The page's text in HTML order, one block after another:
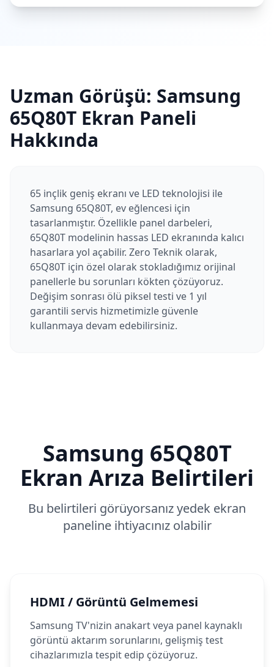
Uzman Görüşü: Samsung
65Q80T Ekran Paneli
Hakkında
65 inçlik geniş ekranı ve LED teknolojisi ile
Samsung 65Q80T, ev eğlencesi için
tasarlanmıştır. Özellikle panel darbeleri,
65Q80T modelinin hassas LED ekranında kalıcı
hasarlara yol açabilir. Zero Teknik olarak,
65Q80T için özel olarak stokladığımız orijinal
panellerle bu sorunları kökten çözüyoruz.
Değişim sonrası ölü piksel testi ve 1 yıl
garantili servis hizmetimizle güvenle
kullanmaya devam edebilirsiniz.
Samsung 65Q80T
Ekran Arıza Belirtileri
Bu belirtileri görüyorsanız yedek ekran
paneline ihtiyacınız olabilir
HDMI / Görüntü Gelmemesi
Samsung TV'nizin anakart veya panel kaynaklı
görüntü aktarım sorunlarını, gelişmiş test
cihazlarımızla tespit edip çözüyoruz.